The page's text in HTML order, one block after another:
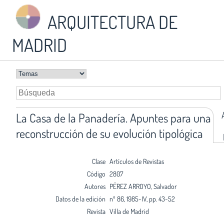
ARQUITECTURA DE
MADRID
La Casa de la Panadería. Apuntes para una
reconstrucción de su evolución tipológica
Clase Artículos de Revistas
Código 2807
Autores PÉREZ ARROYO, Salvador
Datos de la edición nº 86, 1985-IV, pp. 43-52
Revista Villa de Madrid